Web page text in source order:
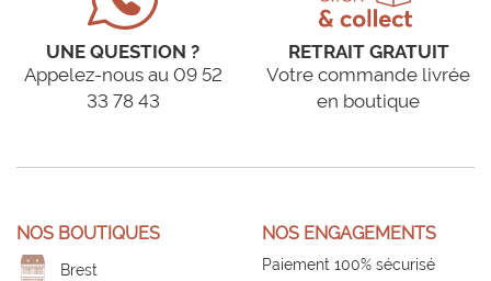
UNE QUESTION ?
Appelez-nous au 09 52
33 78 43
RETRAIT GRATUIT
Votre commande livrée
en boutique
NOS BOUTIQUES
Brest
NOS ENGAGEMENTS
Paiement 100% sécurisé